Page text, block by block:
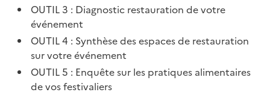
OUTIL 3 : Diagnostic restauration de votre
événement
OUTIL 4 : Synthèse des espaces de restauration
sur votre événement
OUTIL 5 : Enquête sur les pratiques alimentaires
de vos festivaliers